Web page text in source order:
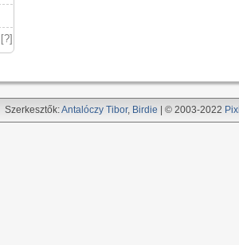
[?]
Szerkesztők:Antalóczy Tibor, Birdie | © 2003-2022